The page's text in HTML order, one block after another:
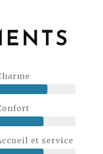
et service